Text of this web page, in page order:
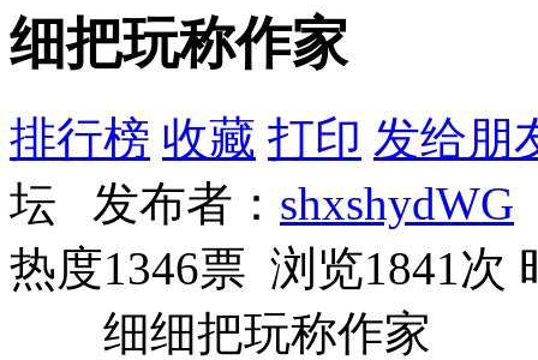
细把玩称作家
排行榜 收藏 打印 发给朋
坛 发布者： shxshydWG
热度1346票 浏览1841次
细细把玩称作家